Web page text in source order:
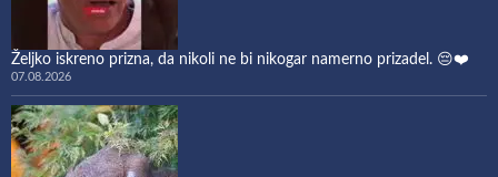
Željko iskreno prizna, da nikoli ne bi nikogar namerno prizadel. 😔❤️
07.08.2026